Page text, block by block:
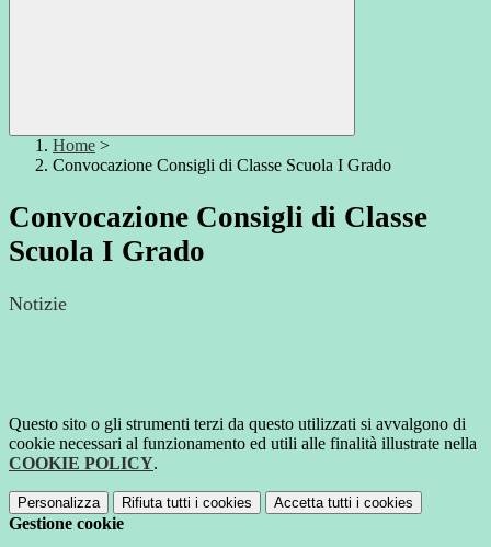
Home >
Convocazione Consigli di Classe Scuola I Grado
Convocazione Consigli di Classe
Scuola I Grado
Notizie
Questo sito o gli strumenti terzi da questo utilizzati si avvalgono di
cookie necessari al funzionamento ed utili alle finalità illustrate nella
COOKIE POLICY.
Personalizza Rifiuta tutti i cookies Accetta tutti i cookies
Gestione cookie